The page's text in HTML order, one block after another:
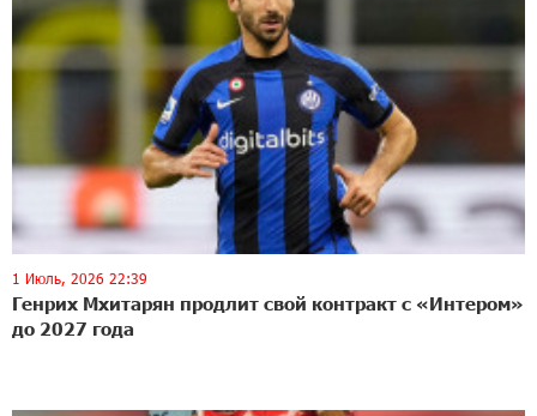
1 Июль, 2026 22:39
Генрих Мхитарян продлит свой контракт с «Интером»
до 2027 года